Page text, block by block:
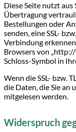
Diese Seite nutzt
Übertragung
Bestellungen oder
senden, eine SSL-
Verbindung
Browsers von
Schloss-Symbol in
Wenn die SSL- bzw.
die Daten, die Sie
mitgelesen werden.
Widerspruch